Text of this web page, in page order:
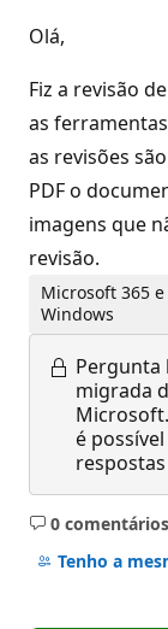
Olá,
Fiz a revisão
as
as revisões
PDF o
imagens que
revisão.
Microsoft 365
Windows
Pergunta
migrada
é
0 comentários
Sem
Tenho a